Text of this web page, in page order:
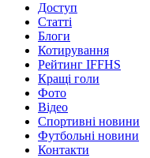
Доступ
Статті
Блоги
Котирування
Рейтинг IFFHS
Кращі голи
Фото
Відео
Спортивні новини
Футбольні новини
Контакти